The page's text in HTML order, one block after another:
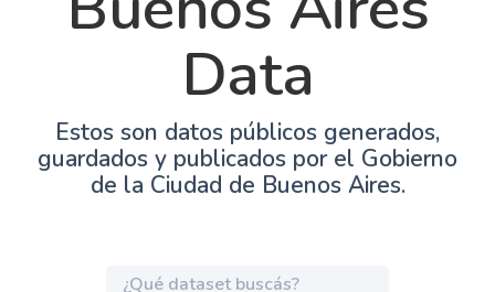
Data
Estos son datos públicos generados,
guardados y publicados por el Gobierno
de la Ciudad de Buenos Aires.